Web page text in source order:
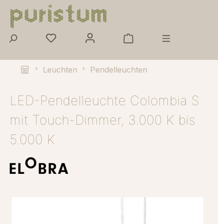
Zum Hauptinhalt springen
Leuchten Pendelleuchten
LED-Pendelleuchte Colombia S
mit Touch-Dimmer, 3.000 K bis
5.000 K